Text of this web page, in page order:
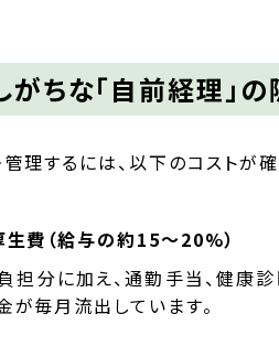
ちな「自前経理」
理するには、以下のコストが
費（給与の約15〜20%）
分に加え、通勤手当、健康
毎月流出しています。